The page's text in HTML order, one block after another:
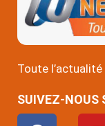
Toute
SUIVEZ-NOUS
F